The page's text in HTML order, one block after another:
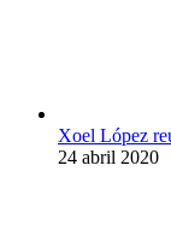
Xoel López
24 abril 2020